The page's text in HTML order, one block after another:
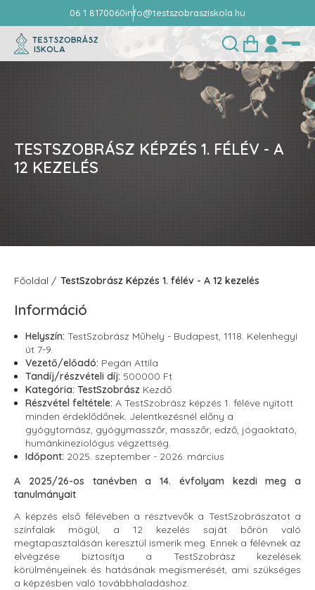
06 1 8170060info@testszobrasziskola.hu
TESTSZOBRÁSZ KÉPZÉS 1. FÉLÉV - A
12 KEZELÉS
Főoldal TestSzobrász Képzés 1. félév - A 12 kezelés
Információ
Helyszín: TestSzobrász Műhely - Budapest, 1118. Kelenhegyi
út 7-9.
Vezető/előadó: Pegán Attila
Tandíj/részvételi díj: 500000 Ft
Kategória: TestSzobrász Kezdő
Részvétel feltétele: A TestSzobrász képzés 1. féléve nyitott
minden érdeklődőnek. Jelentkezésnél előny a
gyógytornász, gyógymasszőr, masszőr, edző, jógaoktató,
humánkineziológus végzettség.
Időpont: 2025. szeptember - 2026. március
A 2025/26-os tanévben a 14. évfolyam kezdi meg a
tanulmányait
A képzés első félévében a résztvevők a TestSzobrászatot a
színfalak mögül, a 12 kezelés saját bőrön való
megtapasztalásán keresztül ismerik meg. Ennek a félévnek az
elvégzése biztosítja a TestSzobrász kezelések
körülményeinek és hatásának megismerését, ami szükséges
a képzésben való továbbhaladáshoz.